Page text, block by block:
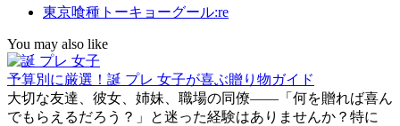
東京喰種トーキョーグール:re
You may also like
予算別に厳選！誕 プレ 女子が喜ぶ贈り物ガイド
大切な友達、彼女、姉妹、職場の同僚――「何を贈れば喜ん
でもらえるだろう？」と迷った経験はありませんか？特に